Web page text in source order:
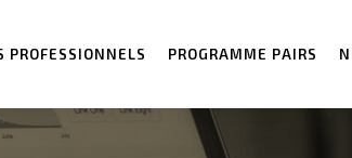
PROFESSIONNELS PROGRAMME PAIRS